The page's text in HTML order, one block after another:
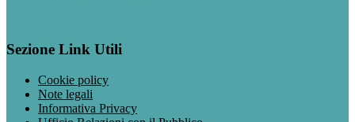
Sezione Link Utili
Cookie policy
Note legali
Informativa Privacy